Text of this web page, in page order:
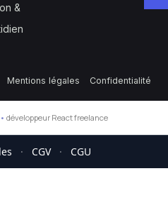
&
Mentions légales Confidentialité
• développeur React freelance
· CGV · CGU